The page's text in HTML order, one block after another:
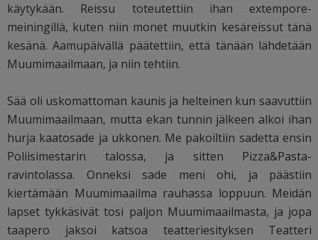
käytykään. Reissu toteutettiin ihan extempore-
meiningillä, kuten niin monet muutkin kesäreissut tänä
kesänä. Aamupäivällä päätettiin, että tänään lähdetään
Muumimaailmaan, ja niin tehtiin.
Sää oli uskomattoman kaunis ja helteinen kun saavuttiin
Muumimaailmaan, mutta ekan tunnin jälkeen alkoi ihan
hurja kaatosade ja ukkonen. Me pakoiltiin sadetta ensin
Poliisimestarin talossa, ja sitten Pizza&Pasta-
ravintolassa. Onneksi sade meni ohi, ja päästiin
kiertämään Muumimaailma rauhassa loppuun. Meidän
lapset tykkäsivät tosi paljon Muumimaailmasta, ja jopa
taapero jaksoi katsoa teatteriesityksen Teatteri